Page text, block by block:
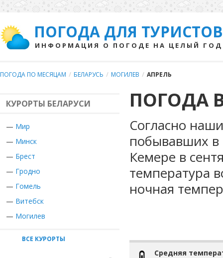
ПОГОДА ДЛЯ ТУРИСТОВ
ИНФОРМАЦИЯ О ПОГОДЕ НА ЦЕЛЫЙ ГОД
ПОГОДА ПО МЕСЯЦАМ / БЕЛАРУСЬ / МОГИЛЕВ / АПРЕЛЬ
КУРОРТЫ БЕЛАРУСИ
— Мир
— Минск
— Брест
— Гродно
— Гомель
— Витебск
— Могилев
ВСЕ КУРОРТЫ
ПОГОДА
Согласно
побывавших в
Кемере в
температура
ночная
Средняя